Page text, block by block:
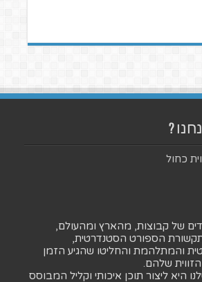
?
של קבוצות, מהארץ ומהעולם,
הספורט הסטנדרטית,
והמתלהמת והחליטו שהגיע הזמן
שלהם.
היא ליצור תוכן איכותי וקליל המבוסס